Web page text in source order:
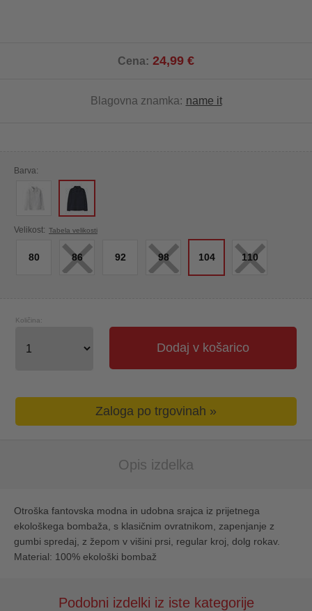
Cena: 24,99 €
Blagovna znamka: name it
Barva:
Velikost: Tabela velikosti
80 86
× 92 98
× 104 110
×
Dodaj v košarico
Količina:
Zaloga po trgovinah »
Opis izdelka
Otroška fantovska modna in udobna srajca iz prijetnega
ekološkega bombaža, s klasičnim ovratnikom, zapenjanje z
gumbi spredaj, z žepom v višini prsi, regular kroj, dolg rokav.
Material: 100% ekološki bombaž
Podobni izdelki iz iste kategorije